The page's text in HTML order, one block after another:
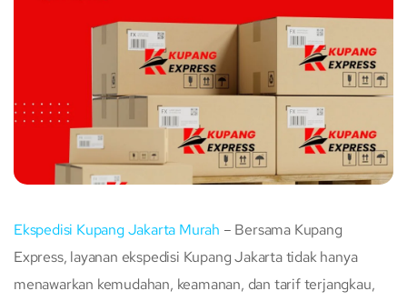
Ekspedisi Kupang Jakarta Murah – Bersama Kupang
Express, layanan ekspedisi Kupang Jakarta tidak hanya
menawarkan kemudahan, keamanan, dan tarif terjangkau,